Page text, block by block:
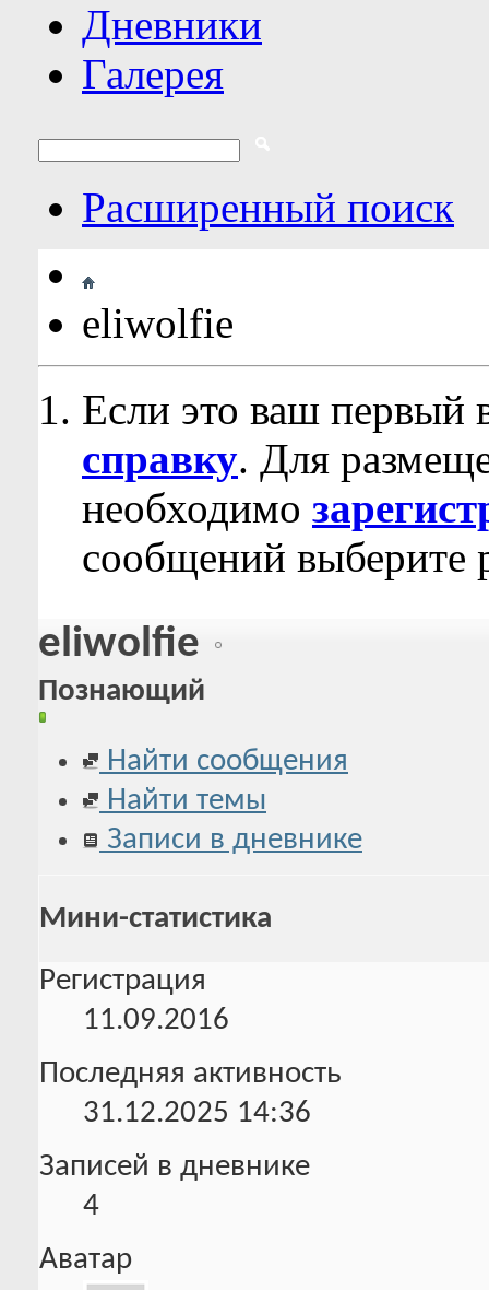
Дневники
Галерея
Расширенный поиск
eliwolfie
Если это ваш первый
справку. Для
необходимо
сообщений выберите
eliwolfie
Познающий
Найти сообщения
Найти темы
Записи в дневнике
Мини-статистика
Регистрация
11.09.2016
Последняя активность
31.12.2025 14:36
Записей в дневнике
4
Аватар